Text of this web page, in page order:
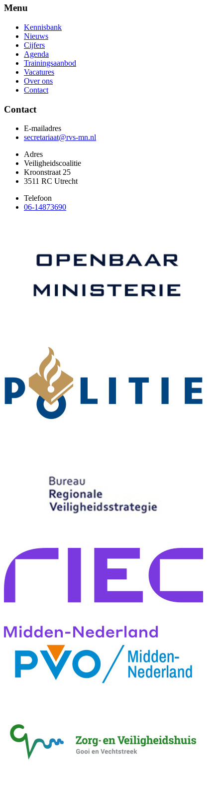
Menu
Kennisbank
Nieuws
Cijfers
Agenda
Trainingsaanbod
Vacatures
Over ons
Contact
Contact
E-mailadres
secretariaat@rvs-mn.nl
Adres
Veiligheidscoalitie
Kroonstraat 25
3511 RC Utrecht
Telefoon
06-14873690